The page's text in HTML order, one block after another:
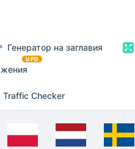
Генератор на заглавия
UPD
Traffic Checker